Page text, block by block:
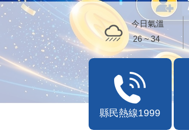
今日氣溫
26 ~ 34
縣民熱線1999